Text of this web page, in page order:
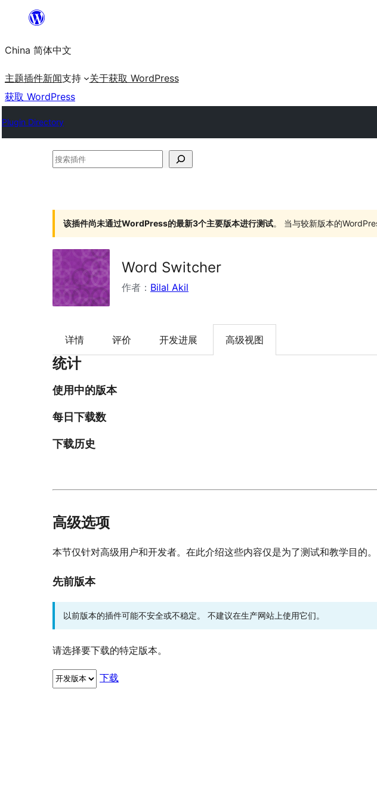
内
容
China 简体中文
主题插件新闻支持 关于获取 WordPress
获取 WordPress
Plugin Directory
搜
件
该插件尚未通过WordPress的最新3个主要版本进行测试。 当与较新版本的
Word Switcher
作者： Bilal Akil
详情 评价 开发进展 高级视图
统计
使用中的版本
每日下载数
下载历史
高级选项
本节仅针对高级用户和开发者。在此介绍这些内容仅是为了测试和教学目的。
先前版本
以前版本的插件可能不安全或不稳定。 不建议在生产网站上使用它们。
请选择要下载的特定版本。
下载